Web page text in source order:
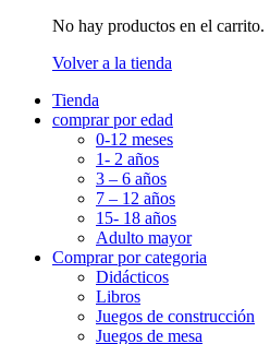
No hay productos en el carrito.
Volver a la tienda
Tienda
comprar por edad
0-12 meses
1- 2 años
3 – 6 años
7 – 12 años
15- 18 años
Adulto mayor
Comprar por categoria
Didácticos
Libros
Juegos de construcción
Juegos de mesa